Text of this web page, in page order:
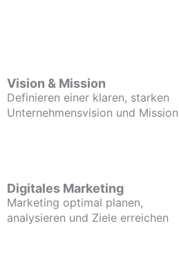
Vision & Mission
Definieren einer klaren, starken
Unternehmensvision und Mission
Digitales Marketing
Marketing optimal planen,
analysieren und Ziele erreichen